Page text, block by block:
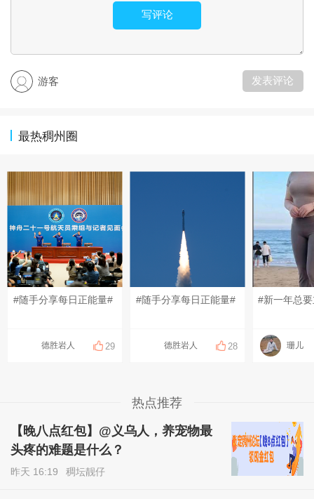
写评论
游客 发表评论
最热稠州圈
#随手分享每日正能量#
德胜岩人 29
#随手分享每日正能量#
德胜岩人 28 珊儿
热点推荐
【晚八点红包】@义乌人，养宠物最
头疼的难题是什么？
昨天 16:19 稠坛靓仔